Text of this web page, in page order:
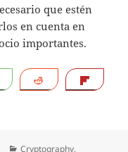
que estén
en cuenta en
importantes.
WhatsApp Reddit Flip
Categories
Cryptography,